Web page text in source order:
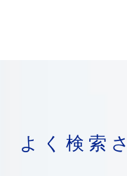
よく検索